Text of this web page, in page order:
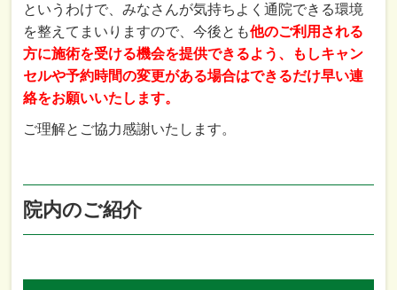
というわけで、みなさんが気持ちよく通院できる環境
を整えてまいりますので、今後とも他のご利用される
方に施術を受ける機会を提供できるよう、もしキャン
セルや予約時間の変更がある場合はできるだけ早い連
絡をお願いいたします。
ご理解とご協力感謝いたします。
院内のご紹介